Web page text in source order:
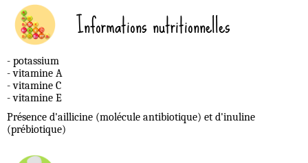
Informations nutritionnelles
- potassium
- vitamine A
- vitamine C
- vitamine E
Présence d'aillicine (molécule antibiotique) et d'inuline
(prébiotique)